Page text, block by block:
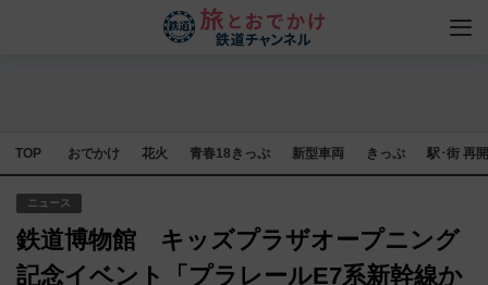
TOP おでかけ 花火 青春18きっぷ 新型車両 きっぷ 駅･街 再
ニュース
鉄道博物館 キッズプラザオープニング
記念イベント「プラレールE7系新幹線か